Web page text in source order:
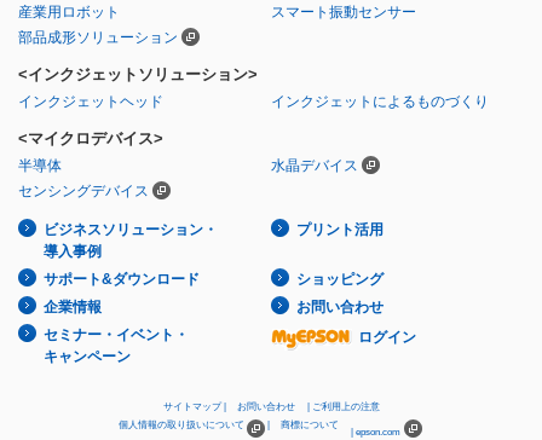
産業用ロボット
スマート振動センサー
部品成形ソリューション
<インクジェットソリューション>
インクジェットヘッド インクジェットによるものづくり
<マイクロデバイス>
半導体
水晶デバイス
センシングデバイス
ビジネスソリューション・
導入事例
プリント活用
サポート&ダウンロード
ショッピング
企業情報
お問い合わせ
セミナー・イベント・
キャンペーン
ログイン
サイトマップ お問い合わせ
ご利用上の注意
個人情報の取り扱いについて
商標について
epson.com